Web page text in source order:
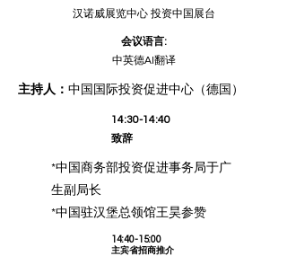
汉诺威展览中心 投资中国展台
会议语言:
中英德AI翻译
主持人： 中国国际投资促进中心（德国）
14:30-14:40
致辞
*中国商务部投资促进事务局于广
生副局长
*中国驻汉堡总领馆王昊参赞
14:40-15:00
​主宾省招商推介